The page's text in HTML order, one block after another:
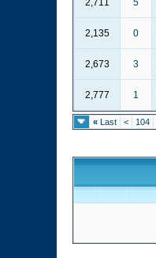
5
2,711
0
2,135
3
2,673
1
2,777
104
>
Last
»